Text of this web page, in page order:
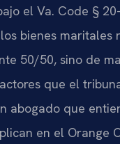
el Va. Code §
bienes maritales
50/50, sino de
que el
abogado que
en el Orange